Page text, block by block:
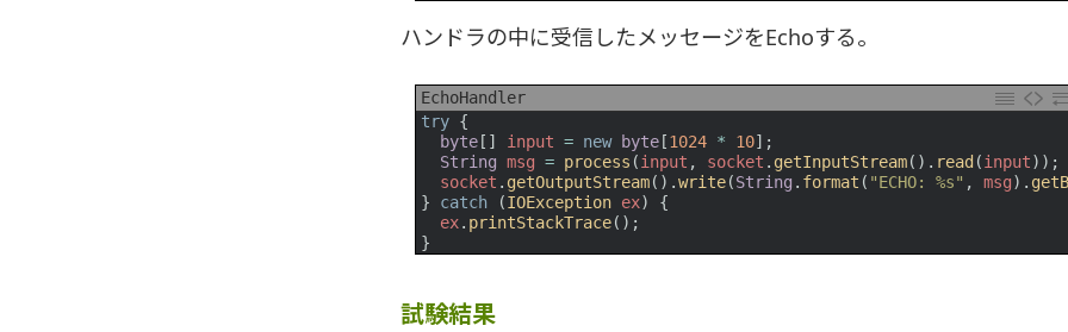
ハンドラの中に受信したメッセージをEchoする。
EchoHandler
try {
byte [ ] input = new byte [1024 * 10] ;
String msg = process (input , socket . getInputStream( ) . read (input) ) ;
socket . getOutputStream( ) .write(String . format ( "ECHO: %s" , msg) .
}
catch (IOException ex)
{
ex. printStackTrace( ) ;
}
試験結果